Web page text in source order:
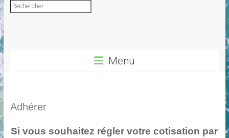
Association
Menu
Adhérer
Si vous souhaitez régler votre cotisation par